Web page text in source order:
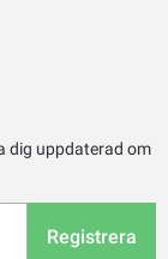
dig uppdaterad om
Registrera